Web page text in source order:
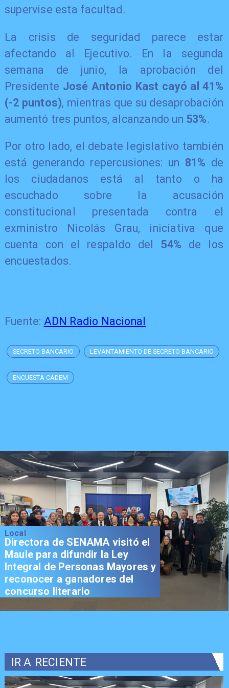
supervise esta facultad.
La crisis de seguridad parece estar
afectando al Ejecutivo. En la segunda
semana de junio, la aprobación del
Presidente José Antonio Kast cayó al 41%
(-2 puntos), mientras que su desaprobación
aumentó tres puntos, alcanzando un 53%.
Por otro lado, el debate legislativo también
está generando repercusiones: un 81% de
los ciudadanos está al tanto o ha
escuchado sobre la acusación
constitucional presentada contra el
exministro Nicolás Grau, iniciativa que
cuenta con el respaldo del 54% de los
encuestados.
Fuente: ADN Radio Nacional
SECRETO BANCARIO LEVANTAMIENTO DE SECRETO BANCARIO
ENCUESTA CADEM
Local
Directora de SENAMA visitó el
Maule para difundir la Ley
Integral de Personas Mayores y
reconocer a ganadores del
concurso literario
IR A RECIENTE